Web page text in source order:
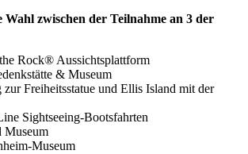
Wahl zwischen der Teilnahme an 3 der
Rock® Aussichtsplattform
& Museum
zur Freiheitsstatue und Ellis Island mit der
Sightseeing-Bootsfahrten
Museum
Museum